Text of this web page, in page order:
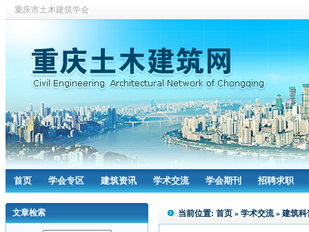
重庆市土木建筑学会
首页 学会专区 建筑资讯 学术交流 学会期刊 招聘求职
文章检索 当前位置: 首页 » 学术交流» 建筑科